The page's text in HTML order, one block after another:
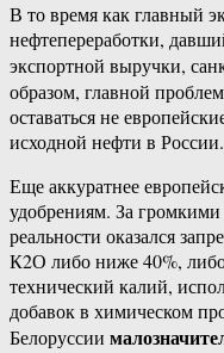
В то время как главный
нефтепереработки,
экспортной выручки,
образом, главной
оставаться не
исходной нефти в России.
Еще аккуратнее
удобрениям. За
реальности оказался
К2О либо ниже 40%,
технический калий,
добавок в химическом
Белоруссии